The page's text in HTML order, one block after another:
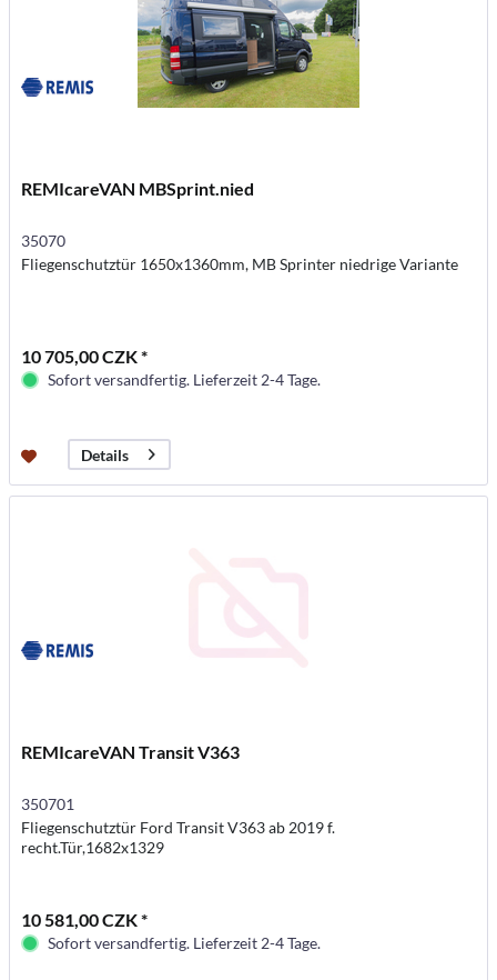
REMIcareVAN MBSprint.nied
35070
Fliegenschutztür 1650x1360mm, MB Sprinter niedrige Variante
10 705,00 CZK *
Sofort versandfertig. Lieferzeit 2-4 Tage.
Details
REMIcareVAN Transit V363
350701
Fliegenschutztür Ford Transit V363 ab 2019 f.
recht.Tür,1682x1329
10 581,00 CZK *
Sofort versandfertig. Lieferzeit 2-4 Tage.